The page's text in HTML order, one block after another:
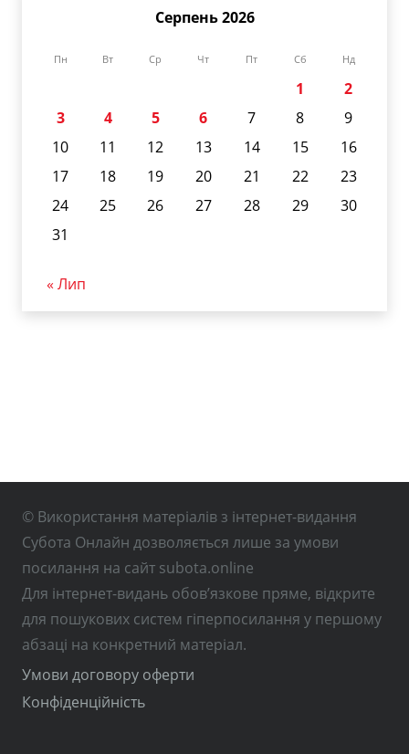
Серпень 2026
Пн Вт Ср Чт Пт Сб Нд
1
2
3
4 5 6 7 8
9
10
11 12 13 14 15
16
17
18 19 20 21 22
23
24
25 26 27 28 29
30
31
« Лип
© Використання матеріалів з інтернет-видання
Субота Онлайн дозволяється лише за умови
посилання на сайт subota.online
Для інтернет-видань обов’язкове пряме, відкрите
для пошукових систем гіперпосилання у першому
абзаці на конкретний матеріал.
Умови договору оферти
Конфіденційність